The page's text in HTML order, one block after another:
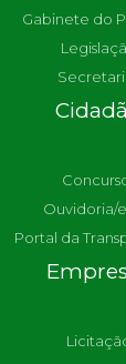
Gabinete do
Ouvidoria/
Portal da